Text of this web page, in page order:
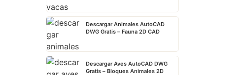
Descargar Animales AutoCAD
DWG Gratis – Fauna 2D CAD
Descargar Aves AutoCAD DWG
Gratis – Bloques Animales 2D